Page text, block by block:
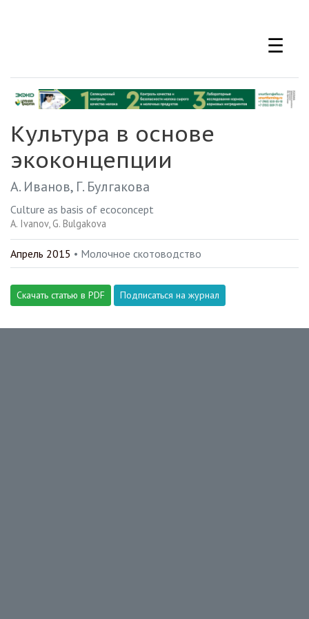
☰
Культура в основе
экоконцепции
А. Иванов Г. Булгакова
Culture as basis of ecoconcept
A. Ivanov G. Bulgakova
Апрель 2015 • Молочное скотоводство
Скачать статью в PDF Подписаться на журнал